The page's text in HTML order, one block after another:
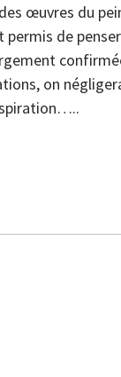
œuvres du
permis de
on